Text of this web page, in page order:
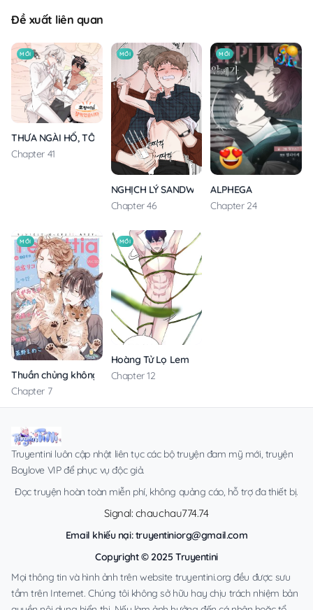
Đề xuất liên quan
MỚI
THƯA NGÀI HỔ, TÔI ĐÃ ĂN RẤT NGON MIỆNG
Chapter 41
MỚI
NGHỊCH LÝ SANDWICH
Chapter 46
MỚI
ALPHEGA
Chapter 24
MỚI
Thuần chủng không rung động
Chapter 7
MỚI
Hoàng Tử Lọ Lem
Chapter 12
Truyentini luôn cập nhật liên tục các bộ truyện đam mỹ mới, truyện
Boylove VIP để phục vụ độc giả.
Đọc truyện hoàn toàn miễn phí, không quảng cáo, hỗ trợ đa thiết bị.
Signal: chauchau774.74
Email khiếu nại:truyentiniorg@gmail.com
Copyright © 2025 Truyentini
Mọi thông tin và hình ảnh trên website truyentini.org đều được sưu
tầm trên Internet. Chúng tôi không sở hữu hay chịu trách nhiệm bản